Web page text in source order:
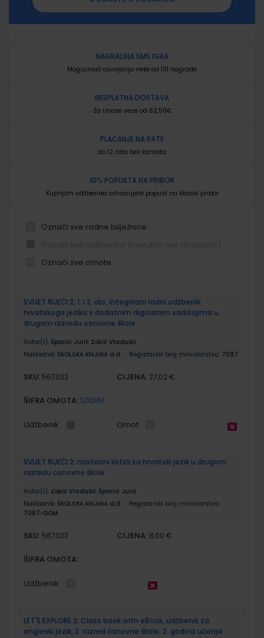
NAGRADNA SMS IGRA
Mogućnost osvajanja neke od 101 nagrade
BESPLATNA DOSTAVA
Za iznose veće od 62,50€
PLAĆANJE NA RATE
do 12 rata bez kamata
10% POPUSTA NA PRIBOR
Kupnjom udžbenika ostvarujete popust na školski pribor
Označi sve radne bilježnice
Označi sve omote
proizvodi
SVIJET RIJEČI 2; 1. I 2. dio, integrirani radni udžbenik
hrvatskoga jezika s dodatnim digitalnim sadržajima u
drugom razredu osnovne škole
Autor(i): Španić Jurić Zokić Vladušić
Nakladnik: ŠKOLSKA KNJIGA d.d. Registarski broj ministarstva: 7087
SKU: 567022 CIJENA: 27,02 €
ŠIFRA OMOTA: 500161
Udžbenik Omot
SVIJET RIJEČI 2; nastavni listići za hrvatski jezik u drugom
razredu osnovne škole
Autor(i): Zokić Vladušić Španić Jurić
Nakladnik: ŠKOLSKA KNJIGA d.d.
Registarski broj ministarstva:
7087-DOM
SKU: 567023 CIJENA: 8,00 €
ŠIFRA OMOTA:
Udžbenik
LET'S EXPLORE 2; Class book with eBook, udžbenik za
engleski jezik, 2. razred osnovne škole, 2. godina učenja